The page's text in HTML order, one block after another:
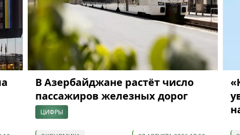
В Азербайджане растёт число
пассажиров железных дорог
ЦИФРЫ